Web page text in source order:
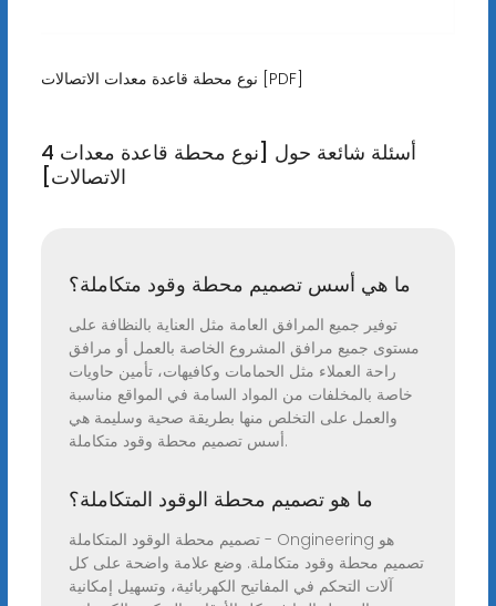
نوع محطة قاعدة معدات الاتصالات [PDF]
4 أسئلة شائعة حول [نوع محطة قاعدة معدات
الاتصالات]
ما هي أسس تصميم محطة وقود متكاملة؟
توفير جميع المرافق العامة مثل العناية بالنظافة على
مستوى جميع مرافق المشروع الخاصة بالعمل أو مرافق
راحة العملاء مثل الحمامات وكافيهات، تأمين حاويات
خاصة بالمخلفات من المواد السامة في المواقع مناسبة
والعمل على التخلص منها بطريقة صحية وسليمة هي
أسس تصميم محطة وقود متكاملة.
ما هو تصميم محطة الوقود المتكاملة؟
تصميم محطة الوقود المتكاملة - Ongineering هو
تصميم محطة وقود متكاملة. وضع علامة واضحة على كل
آلات التحكم في المفاتيح الكهربائية، وتسهيل إمكانية